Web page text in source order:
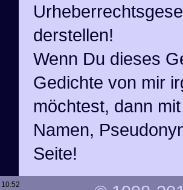
derstellen!
Wenn Du dieses
Gedichte von mir
möchtest, dann
Namen,
Seite!